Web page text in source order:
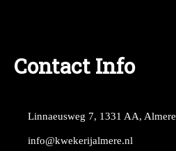
Contact Info
Linnaeusweg 7, 1331 AA, Almere
info@kwekerijalmere.nl